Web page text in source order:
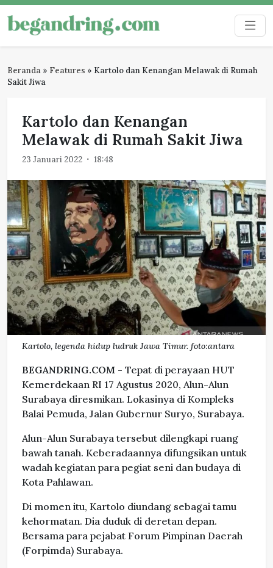
Skip
to
content
Begandring
Menjaga ingatan untuk masa depan
Beranda » Features » Kartolo dan Kenangan Melawak di Rumah
Sakit Jiwa
Kartolo dan Kenangan
Melawak di Rumah Sakit Jiwa
23 Januari 2022 18:48
Kartolo, legenda hidup ludruk Jawa Timur. foto:antara
BEGANDRING.COM - Tepat di perayaan HUT
Kemerdekaan RI 17 Agustus 2020, Alun-Alun
Surabaya diresmikan. Lokasinya di Kompleks
Balai Pemuda, Jalan Gubernur Suryo, Surabaya.
Alun-Alun Surabaya tersebut dilengkapi ruang
bawah tanah. Keberadaannya difungsikan untuk
wadah kegiatan para pegiat seni dan budaya di
Kota Pahlawan.
Di momen itu, Kartolo diundang sebagai tamu
kehormatan. Dia duduk di deretan depan.
Bersama para pejabat Forum Pimpinan Daerah
(Forpimda) Surabaya.